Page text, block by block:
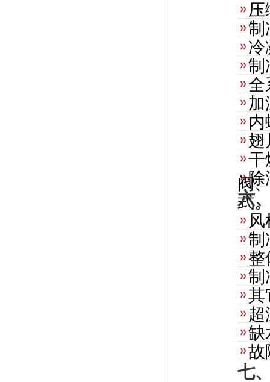
压
制
冷
制
全
加
内
翅
干
阀除
式
六
制
整
制
其
超
缺
故
七